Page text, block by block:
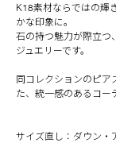
K18素材ならではの輝
かな印象に。
石の持つ魅力が際立つ
ジュエリーです。
同コレクションのピア
た、統一感のあるコー
サイズ直し：ダウン・